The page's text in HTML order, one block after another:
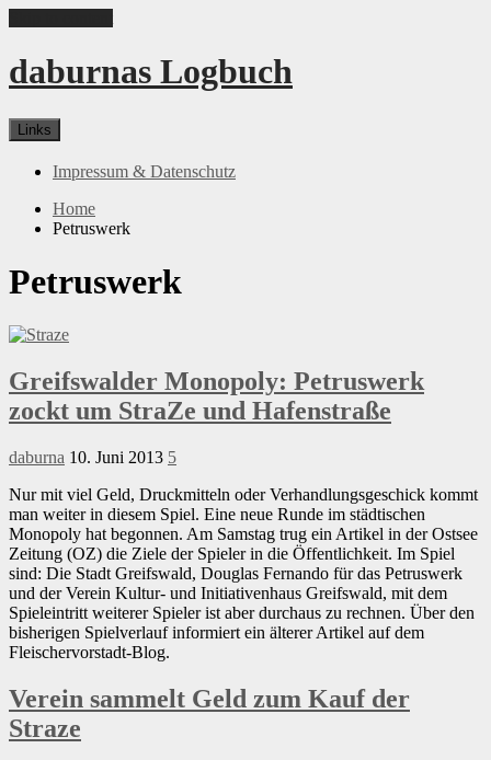
daburnas Logbuch
Links
Impressum & Datenschutz
Home
Petruswerk
Petruswerk
Greifswalder Monopoly: Petruswerk
zockt um StraZe und Hafenstraße
daburna 10. Juni 2013 5
Nur mit viel Geld, Druckmitteln oder Verhandlungsgeschick kommt
man weiter in diesem Spiel. Eine neue Runde im städtischen
Monopoly hat begonnen. Am Samstag trug ein Artikel in der Ostsee
Zeitung (OZ) die Ziele der Spieler in die Öffentlichkeit. Im Spiel
sind: Die Stadt Greifswald, Douglas Fernando für das Petruswerk
und der Verein Kultur- und Initiativenhaus Greifswald, mit dem
Spieleintritt weiterer Spieler ist aber durchaus zu rechnen. Über den
bisherigen Spielverlauf informiert ein älterer Artikel auf dem
Fleischervorstadt-Blog.
Verein sammelt Geld zum Kauf der
Straze